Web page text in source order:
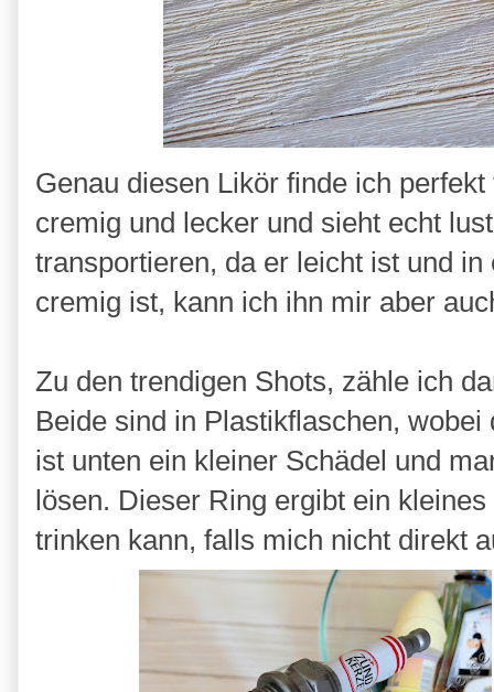
Genau diesen Likör finde ich
cremig und lecker und sieht echt
transportieren, da er leicht ist und
cremig ist, kann ich ihn mir aber
Zu den trendigen Shots, zähle ich
Beide sind in Plastikflaschen,
ist unten ein kleiner Schädel und
lösen. Dieser Ring ergibt ein
trinken kann, falls mich nicht direkt